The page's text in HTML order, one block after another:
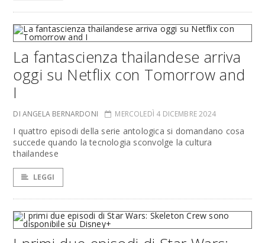
La fantascienza thailandese arriva
oggi su Netflix con Tomorrow and
I
DI ANGELA BERNARDONI MERCOLEDÌ 4 DICEMBRE 2024
I quattro episodi della serie antologica si domandano cosa
succede quando la tecnologia sconvolge la cultura
thailandese
LEGGI